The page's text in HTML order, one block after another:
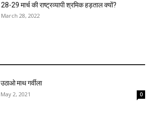
28-29 मार्च की राष्ट्रव्यापी श्रमिक हड़ताल क्यों?
March 28, 2022
उठाओ माथ गर्वीला
May 2, 2021 0